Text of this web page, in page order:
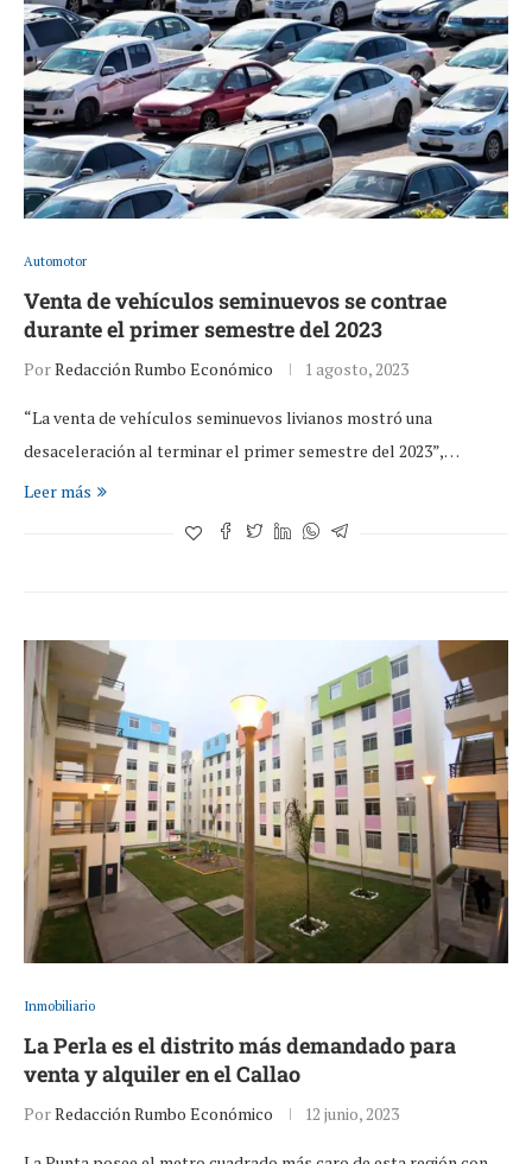
Automotor
Venta de vehículos seminuevos se contrae
durante el primer semestre del 2023
PorRedacción Rumbo Económico 1 agosto, 2023
“La venta de vehículos seminuevos livianos mostró una
desaceleración al terminar el primer semestre del 2023”,…
Leer más
Inmobiliario
La Perla es el distrito más demandado para
venta y alquiler en el Callao
PorRedacción Rumbo Económico 12 junio, 2023